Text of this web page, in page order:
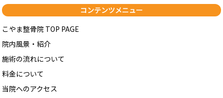
コンテンツメニュー
こやま整骨院 TOP PAGE
院内風景・紹介
施術の流れについて
料金について
当院へのアクセス